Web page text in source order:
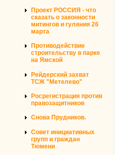
Проект РОССИЯ - что
сказать о законности
митингов и гуляния 26
марта
Противодействие
строительству в парке
на Ямской
Рейдерский захват
ТСЖ "Метелево"
Росрегистрация против
правозащитников
Снова Прудников.
Совет инициативных
групп и граждан
Тюмени